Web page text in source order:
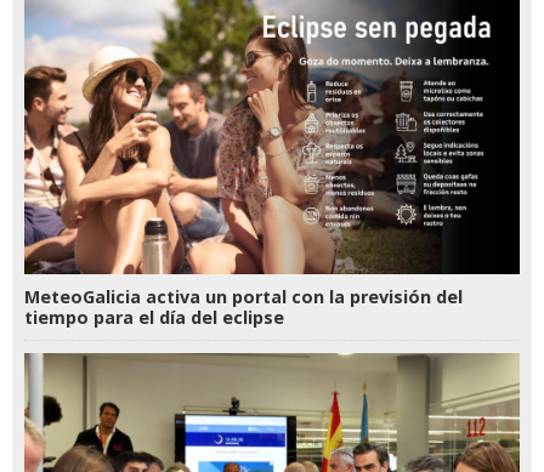
MeteoGalicia activa un portal con la previsión del
tiempo para el día del eclipse